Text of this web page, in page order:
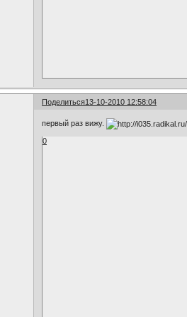
Поделиться13-10-2010 12:58:04
первый раз вижу.
0